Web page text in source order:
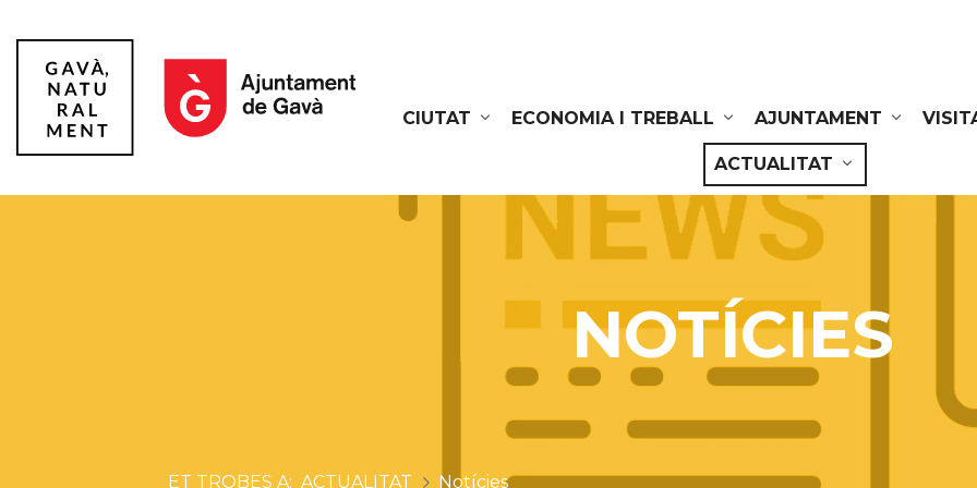
CIUTAT
ECONOMIA I TREBALL AJUNTAMENT
ACTUALITAT
NOTÍCIES
ACTUALITAT Notícies